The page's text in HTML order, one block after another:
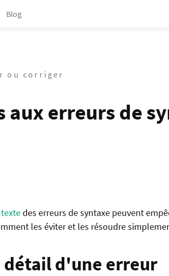
Blog
ou corriger
aux erreurs de
des erreurs de syntaxe peuvent
les éviter et les résoudre
d'une erreur